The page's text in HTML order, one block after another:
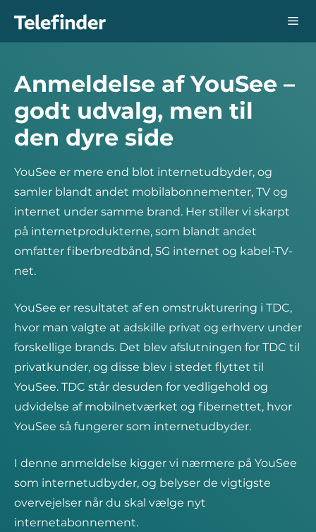
Anmeldelse af YouSee –
godt udvalg, men til
den dyre side
YouSee er mere end blot internetudbyder, og
samler blandt andet mobilabonnementer, TV og
internet under samme brand. Her stiller vi skarpt
på internetprodukterne, som blandt andet
omfatter fiberbredbånd, 5G internet og kabel-TV-
net.
YouSee er resultatet af en omstrukturering i TDC,
hvor man valgte at adskille privat og erhverv under
forskellige brands. Det blev afslutningen for TDC til
privatkunder, og disse blev i stedet flyttet til
YouSee. TDC står desuden for vedligehold og
udvidelse af mobilnetværket og fibernettet, hvor
YouSee så fungerer som internetudbyder.
I denne anmeldelse kigger vi nærmere på YouSee
som internetudbyder, og belyser de vigtigste
overvejelser når du skal vælge nyt
internetabonnement.